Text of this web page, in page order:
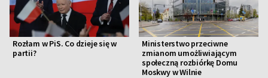
Rozłam w PiS. Co dzieje się w
partii?
Ministerstwo przeciwne
zmianom umożliwiającym
społeczną rozbiórkę Domu
Moskwy w Wilnie